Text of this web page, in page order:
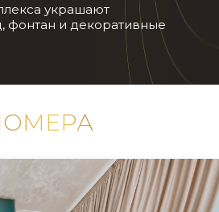
украшают
фонтан и декоративные